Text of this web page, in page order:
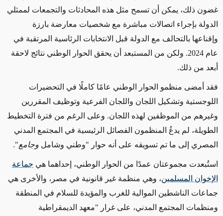
غضون ذلك، يمكن أن تسمح مثل هذه المحادثات والتجمعات لممثلي
الدولة بإجراء اتصالات مباشرة مع شخصيات معارضة بارزة
وإقناعها بالتحالف مع الدولة قبل الانتخابات الرئاسية المرتقبة في
عام 2024. ولكن من المستبعد أن يحقق الحوار الوطني نتائج لاحقة
أبعد من ذلك.
فقد أمضى منظمو الحوار الوطني عامًا كاملًا في التحضيرات
اللوجستية وتشكيل اللجان واللجان الفرعية وتوظيف المقررين
وغيرهم من الموظفين لهذه اللجان. وعلى الرغم من فترة التخطيط
الطويلة، لم يدعُ المنظمون الفصائل الرئيسية في المجتمع المدني
المصري إلى ما تم تسويقه على أنه حوار "وطني وشامل وجامع".
استُبعدت مجموعتان عمدًا من الحوار الوطني، إحداهما هي جماعة
الإخوان المسلمين، وهي منظمة غير قانونية في مصر، والأخرى هي
جماعات الناشطين الموالية للغرب والمؤيدة للسلام في المنطقة
ومنظمات المجتمع المدني، على غرار "معهد الديمقراطية